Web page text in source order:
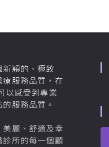
穎的、極致
服務品質，在
以感受到專業
服務品質。
麗、舒適及幸
所的每一個顧